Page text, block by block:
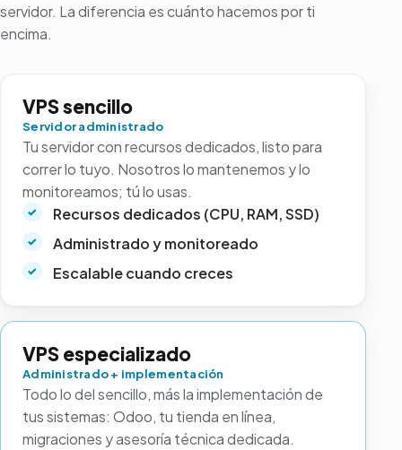
servidor. La diferencia es cuánto hacemos por ti
encima.
VPS sencillo
Servidor administrado
Tu servidor con recursos dedicados, listo para
correr lo tuyo. Nosotros lo mantenemos y lo
monitoreamos; tú lo usas.
Recursos dedicados (CPU, RAM, SSD)
Administrado y monitoreado
Escalable cuando creces
VPS especializado
Administrado + implementación
Todo lo del sencillo, más la implementación de
tus sistemas: Odoo, tu tienda en línea,
migraciones y asesoría técnica dedicada.